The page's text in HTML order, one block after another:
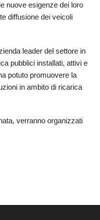
nuove esigenze dei loro
diffusione dei veicoli
leader del settore in
pubblici installati, attivi e
potuto promuovere la
in ambito di ricarica
verranno organizzati